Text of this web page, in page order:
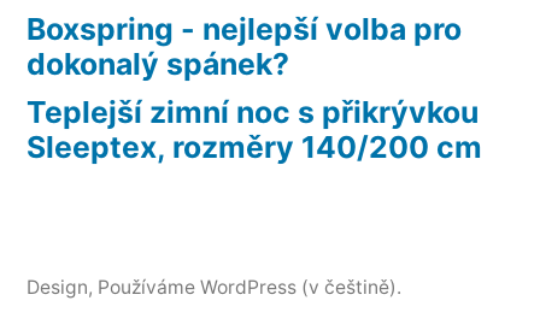
Boxspring - nejlepší volba pro
dokonalý spánek?
Teplejší zimní noc s přikrývkou
Sleeptex, rozměry 140/200 cm
Design, Používáme WordPress (v češtině).